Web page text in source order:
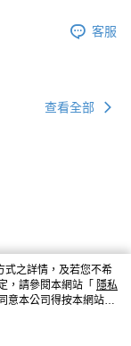
客服
查看全部
式之詳情，及若您不希
，請參閱本網站「 隱私
意本公司得按本網站使